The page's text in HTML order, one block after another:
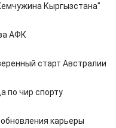
Кыргызстана"
АФК
старт Австралии
по чир спорту
карьеры